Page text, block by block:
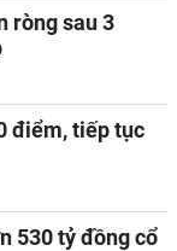
ròng sau 3
điểm, tiếp tục
530 tỷ đồng cổ